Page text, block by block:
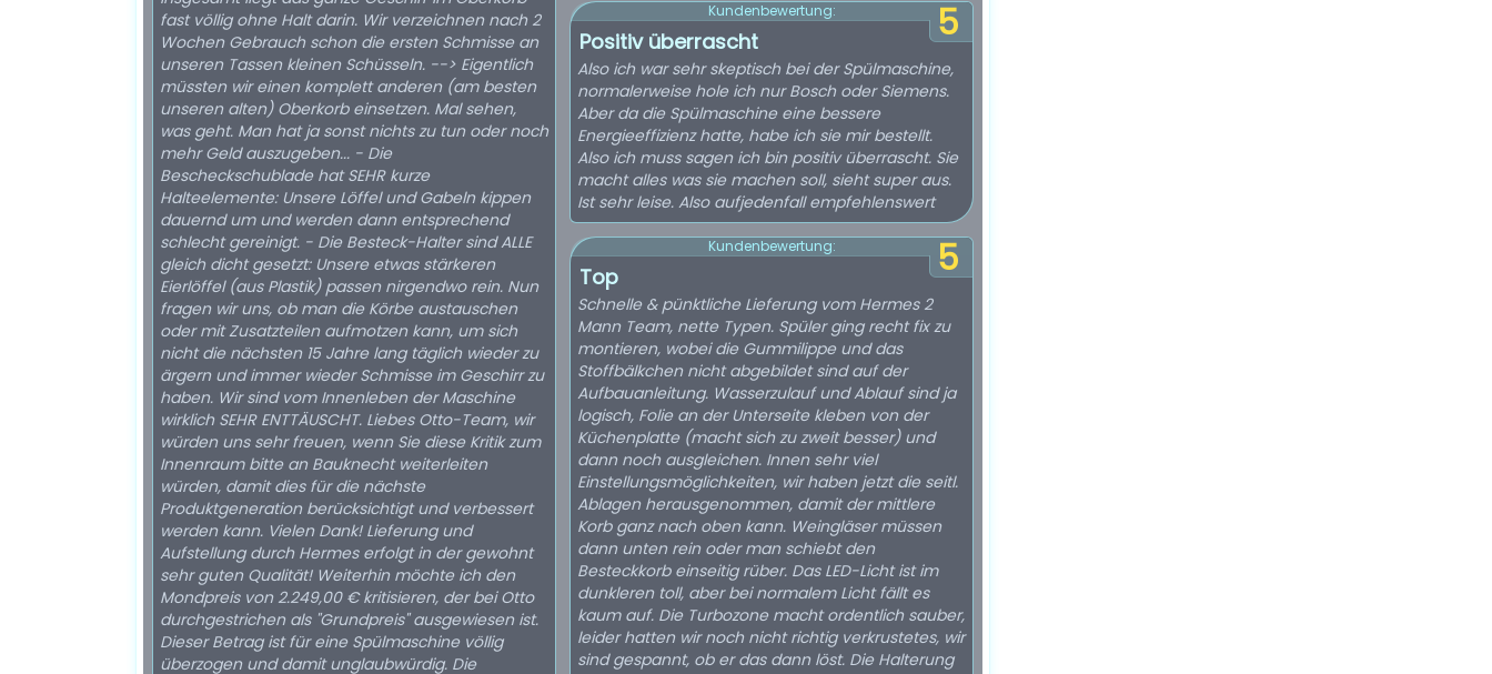
fast völlig ohne Halt darin. Wir verzeichnen nach 2
Wochen Gebrauch schon die ersten Schmisse an
unseren Tassen kleinen Schüsseln. --> Eigentlich
müssten wir einen komplett anderen (am besten
unseren alten) Oberkorb einsetzen. Mal sehen,
was geht. Man hat ja sonst nichts zu tun oder noch
mehr Geld auszugeben... - Die
Bescheckschublade hat SEHR kurze
Halteelemente: Unsere Löffel und Gabeln kippen
dauernd um und werden dann entsprechend
schlecht gereinigt. - Die Besteck-Halter sind ALLE
gleich dicht gesetzt: Unsere etwas stärkeren
Eierlöffel (aus Plastik) passen nirgendwo rein. Nun
fragen wir uns, ob man die Körbe austauschen
oder mit Zusatzteilen aufmotzen kann, um sich
nicht die nächsten 15 Jahre lang täglich wieder zu
ärgern und immer wieder Schmisse im Geschirr zu
haben. Wir sind vom Innenleben der Maschine
wirklich SEHR ENTTÄUSCHT. Liebes Otto-Team, wir
würden uns sehr freuen, wenn Sie diese Kritik zum
Innenraum bitte an Bauknecht weiterleiten
würden, damit dies für die nächste
Produktgeneration berücksichtigt und verbessert
werden kann. Vielen Dank! Lieferung und
Aufstellung durch Hermes erfolgt in der gewohnt
sehr guten Qualität! Weiterhin möchte ich den
Mondpreis von 2.249,00 € kritisieren, der bei Otto
durchgestrichen als "Grundpreis" ausgewiesen ist.
Dieser Betrag ist für eine Spülmaschine völlig
überzogen und damit unglaubwürdig. Die
5
Kundenbewertung:
Positiv überrascht
Also ich war sehr skeptisch bei der Spülmaschine,
normalerweise hole ich nur Bosch oder Siemens.
Aber da die Spülmaschine eine bessere
Energieeffizienz hatte, habe ich sie mir bestellt.
Also ich muss sagen ich bin positiv überrascht. Sie
macht alles was sie machen soll, sieht super aus.
Ist sehr leise. Also aufjedenfall empfehlenswert
5
Kundenbewertung:
Top
Schnelle & pünktliche Lieferung vom Hermes 2
Mann Team, nette Typen. Spüler ging recht fix zu
montieren, wobei die Gummilippe und das
Stoffbälkchen nicht abgebildet sind auf der
Aufbauanleitung. Wasserzulauf und Ablauf sind ja
logisch, Folie an der Unterseite kleben von der
Küchenplatte (macht sich zu zweit besser) und
dann noch ausgleichen. Innen sehr viel
Einstellungsmöglichkeiten, wir haben jetzt die seitl.
Ablagen herausgenommen, damit der mittlere
Korb ganz nach oben kann. Weingläser müssen
dann unten rein oder man schiebt den
Besteckkorb einseitig rüber. Das LED-Licht ist im
dunkleren toll, aber bei normalem Licht fällt es
kaum auf. Die Turbozone macht ordentlich sauber,
leider hatten wir noch nicht richtig verkrustetes, wir
sind gespannt, ob er das dann löst. Die Halterung